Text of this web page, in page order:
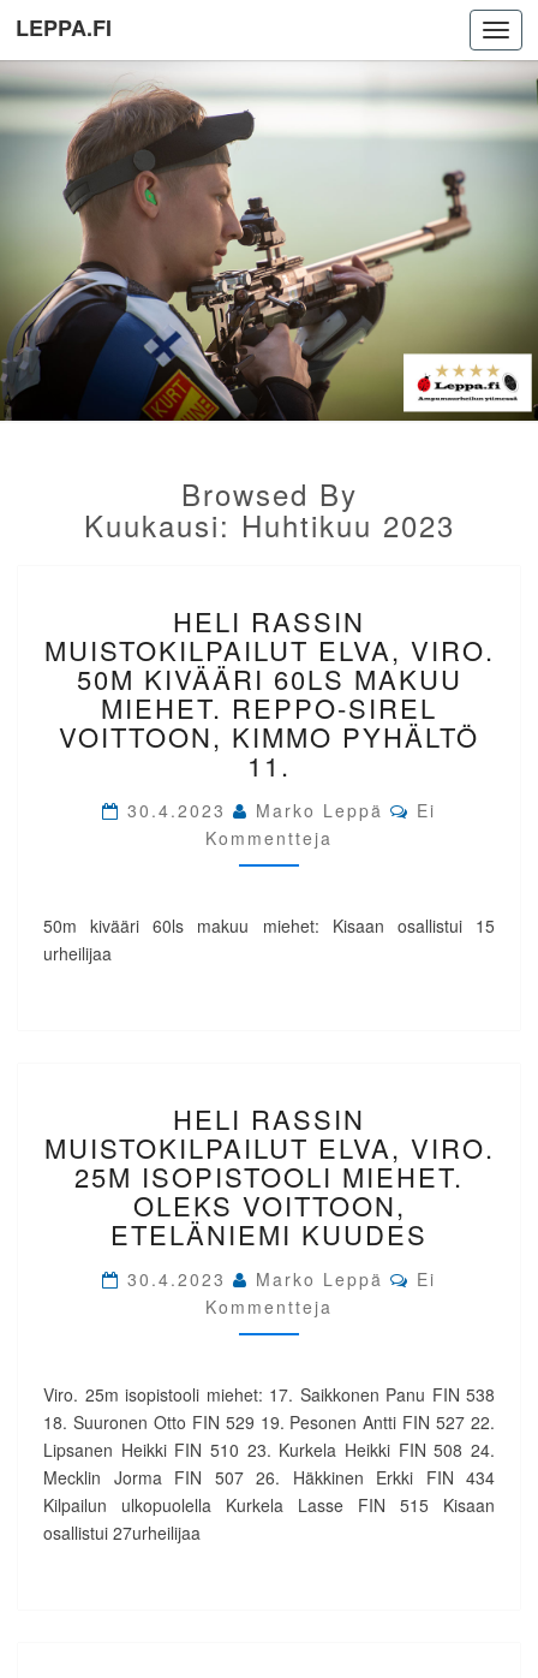
LEPPA.FI
Browsed By
Kuukausi: Huhtikuu 2023
RASSIN
MUISTOKILPAILUT
ELVA,
VIRO.
50M
KIVÄÄRI
60LS
MIEHET.
REPPO-
SIREL
PYHÄLTÖ
HELI RASSIN
MUISTOKILPAILUT ELVA, VIRO.
50M KIVÄÄRI 60LS MAKUU
MIEHET. REPPO-SIREL
VOITTOON, KIMMO PYHÄLTÖ
11.
30.4.2023 Marko Leppä Comments
Ei
Kommentteja
50m kivääri 60ls makuu miehet: Kisaan osallistui 15
urheilijaa
RASSIN
MUISTOKILPAILUT
ELVA,
VIRO.
25M
ISOPISTOOLI
OLEKS
VOITTOON,
ETELÄNIEMI
HELI RASSIN
MUISTOKILPAILUT ELVA, VIRO.
25M ISOPISTOOLI MIEHET.
OLEKS VOITTOON,
ETELÄNIEMI KUUDES
30.4.2023 Marko Leppä Comments
Ei
Kommentteja
Viro. 25m isopistooli miehet: 17. Saikkonen Panu FIN 538
18. Suuronen Otto FIN 529 19. Pesonen Antti FIN 527 22.
Lipsanen Heikki FIN 510 23. Kurkela Heikki FIN 508 24.
Mecklin Jorma FIN 507 26. Häkkinen Erkki FIN 434
Kilpailun ulkopuolella Kurkela Lasse FIN 515 Kisaan
osallistui 27urheilijaa